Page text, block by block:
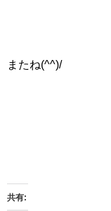
またね(^^)/
共有: